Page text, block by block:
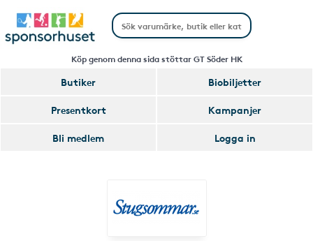
Köp genom denna sida stöttar GT Söder HK
Butiker
Biobiljetter
Presentkort
Kampanjer
Bli medlem
Logga in